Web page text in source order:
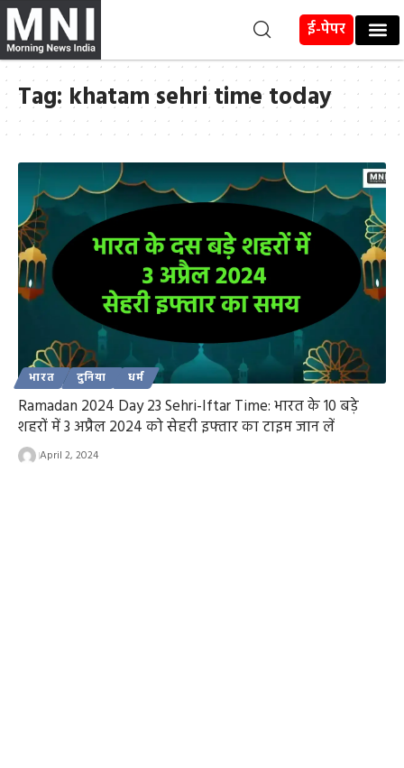
ई-पेपर
Tag: khatam sehri time today
भारत दुनिया धर्म
Ramadan 2024 Day 23 Sehri-Iftar Time: भारत के 10 बड़े
शहरों में 3 अप्रैल 2024 को सेहरी इफ्तार का टाइम जान लें
April 2, 2024